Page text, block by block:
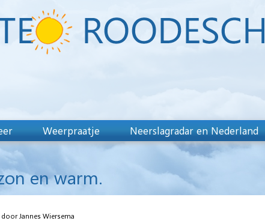
Weerpraatje Neerslagradar en Nederland
en warm.
door Jannes Wiersema